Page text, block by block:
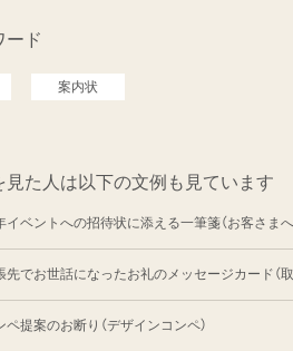
ード
案内状
見た人は以下の文例も見ています
年イベントへの招待状に添える一筆箋（お客さまへ
張先でお世話になったお礼のメッセージカード（
ペ提案のお断り（デザインコンペ）